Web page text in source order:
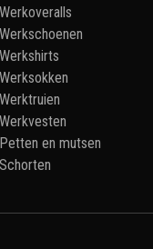
Werkoveralls
Werkschoenen
Werkshirts
Werksokken
Werktruien
Werkvesten
Petten en mutsen
Schorten